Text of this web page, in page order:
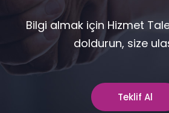
Bilgi almak için Hizmet
doldurun, size
Teklif Al